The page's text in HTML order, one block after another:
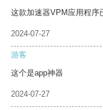
这款加速器VPM应用程序
2024-07-27
游客
这个是app神器
2024-07-27